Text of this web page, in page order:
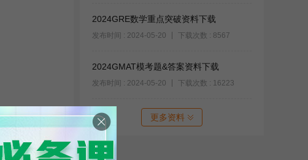
2024GRE数学重点突破资料下载
发布时间 : 2024-05-20 下载次数 : 8567
2024GMAT模考题&答案资料下载
发布时间 : 2024-05-20 下载次数 : 16223
更多资料